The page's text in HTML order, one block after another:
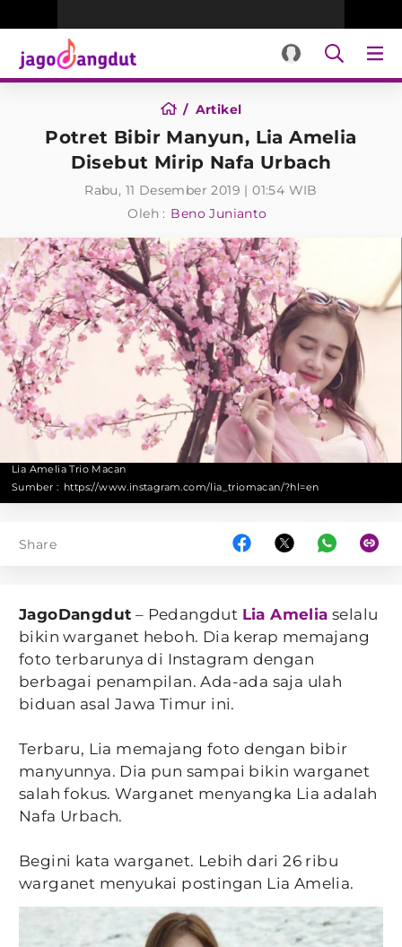
Artikel
Potret Bibir Manyun, Lia Amelia
Disebut Mirip Nafa Urbach
Rabu, 11 Desember 2019 | 01:54 WIB
Oleh : Beno Junianto
Lia Amelia Trio Macan
Sumber : https://www.instagram.com/lia_triomacan/?hl=en
Share
JagoDangdut – Pedangdut Lia Amelia selalu
bikin warganet heboh. Dia kerap memajang
foto terbarunya di Instagram dengan
berbagai penampilan. Ada-ada saja ulah
biduan asal Jawa Timur ini.
Terbaru, Lia memajang foto dengan bibir
manyunnya. Dia pun sampai bikin warganet
salah fokus. Warganet menyangka Lia adalah
Nafa Urbach.
Begini kata warganet. Lebih dari 26 ribu
warganet menyukai postingan Lia Amelia.